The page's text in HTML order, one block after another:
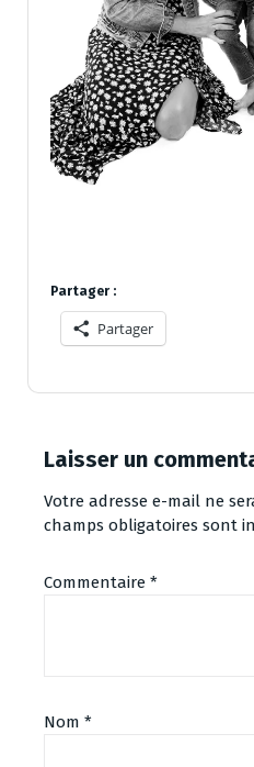
Partager :
Partager
Laisser un
Votre adresse e-mail ne
champs obligatoires sont
Commentaire *
Nom *